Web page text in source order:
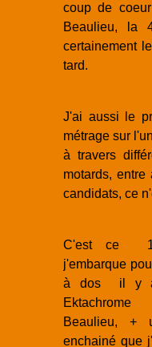
coup de
Beaulieu, la
certainement
tard.
J'ai aussi le
métrage sur
à travers
motards,
candidats, ce
C'est ce
j'embarque
à dos il y a
Beaulieu, +
enchainé que